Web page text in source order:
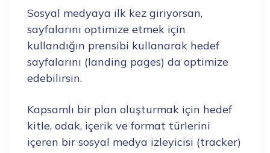
Sosyal medyaya ilk kez giriyorsan,
sayfalarını optimize etmek için
kullandığın prensibi kullanarak hedef
sayfalarını (landing pages) da optimize
edebilirsin.
Kapsamlı bir plan oluşturmak için hedef
kitle, odak, içerik ve format türlerini
içeren bir sosyal medya izleyicisi (tracker)